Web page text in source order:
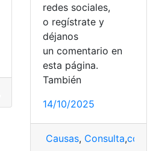
redes sociales,
o regístrate y
déjanos
un comentario en
esta página.
También
14/10/2025
Causas, Consulta,